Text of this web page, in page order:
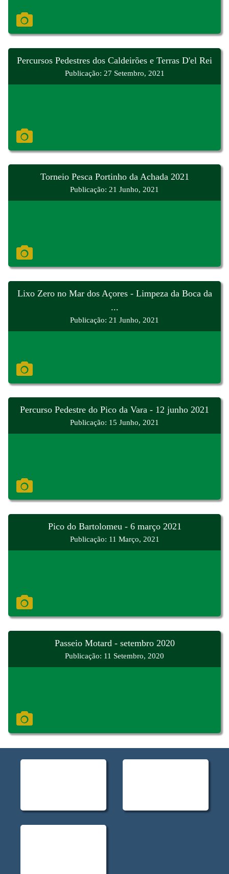
Percursos Pedestres dos Caldeirões e Terras D'el Rei
Publicação: 27 Setembro, 2021
Torneio Pesca Portinho da Achada 2021
Publicação: 21 Junho, 2021
Lixo Zero no Mar dos Açores - Limpeza da Boca da
...
Publicação: 21 Junho, 2021
Percurso Pedestre do Pico da Vara - 12 junho 2021
Publicação: 15 Junho, 2021
Pico do Bartolomeu - 6 março 2021
Publicação: 11 Março, 2021
Passeio Motard - setembro 2020
Publicação: 11 Setembro, 2020